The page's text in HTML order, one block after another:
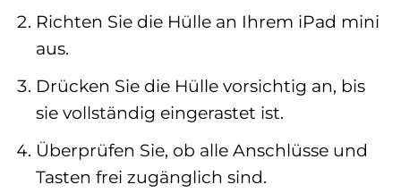
Richten Sie die Hülle an Ihrem iPad mini
aus.
Drücken Sie die Hülle vorsichtig an, bis
sie vollständig eingerastet ist.
Überprüfen Sie, ob alle Anschlüsse und
Tasten frei zugänglich sind.